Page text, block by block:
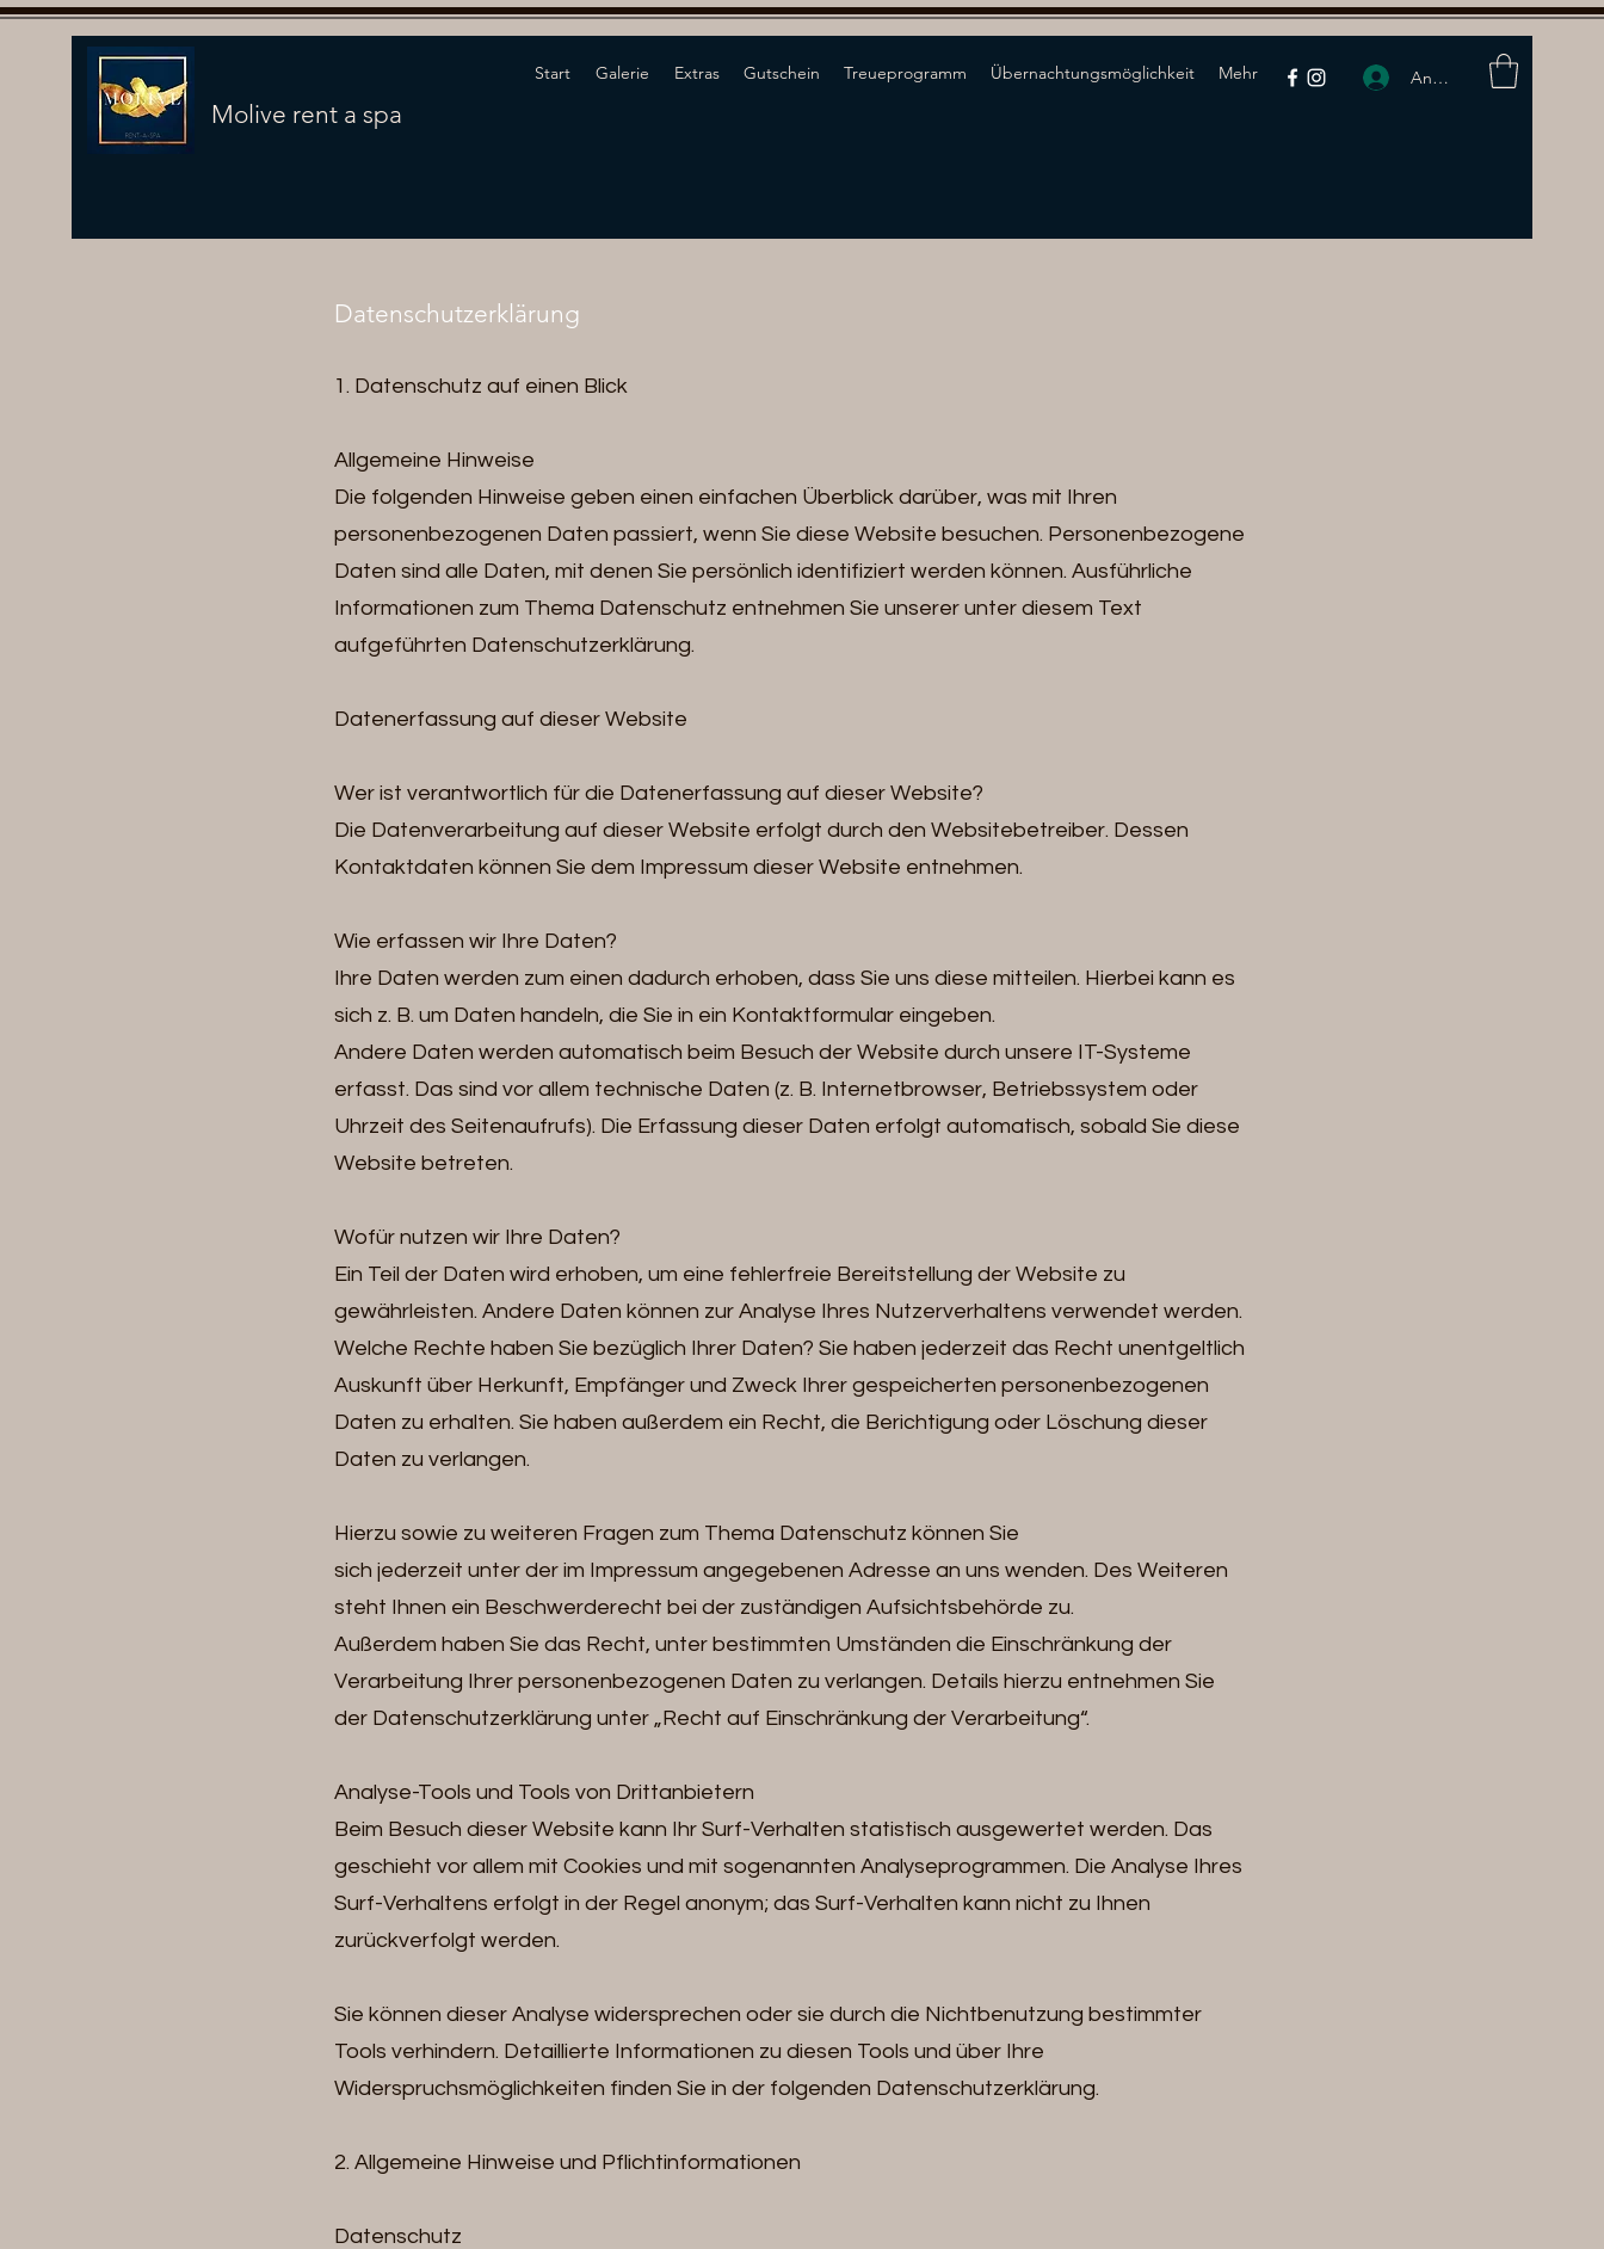
Molive rent a spa
Start Galerie Extras Gutschein Treueprogramm Übernachtungsmöglichkeit Mehr Anmelden
Datenschutzerklärung
1. Datenschutz auf einen Blick
Allgemeine Hinweise
Die folgenden Hinweise geben einen einfachen Überblick darüber, was mit Ihren
personenbezogenen Daten passiert, wenn Sie diese Website besuchen. Personenbezogene
Daten sind alle Daten, mit denen Sie persönlich identifiziert werden können. Ausführliche
Informationen zum Thema Datenschutz entnehmen Sie unserer unter diesem Text
aufgeführten Datenschutzerklärung.
Datenerfassung auf dieser Website
Wer ist verantwortlich für die Datenerfassung auf dieser Website?
Die Datenverarbeitung auf dieser Website erfolgt durch den Websitebetreiber. Dessen
Kontaktdaten können Sie dem Impressum dieser Website entnehmen.
Wie erfassen wir Ihre Daten?
Ihre Daten werden zum einen dadurch erhoben, dass Sie uns diese mitteilen. Hierbei kann es
sich z. B. um Daten handeln, die Sie in ein Kontaktformular eingeben.
Andere Daten werden automatisch beim Besuch der Website durch unsere IT-Systeme
erfasst. Das sind vor allem technische Daten (z. B. Internetbrowser, Betriebssystem oder
Uhrzeit des Seitenaufrufs). Die Erfassung dieser Daten erfolgt automatisch, sobald Sie diese
Website betreten.
Wofür nutzen wir Ihre Daten?
Ein Teil der Daten wird erhoben, um eine fehlerfreie Bereitstellung der Website zu
gewährleisten. Andere Daten können zur Analyse Ihres Nutzerverhaltens verwendet werden.
Welche Rechte haben Sie bezüglich Ihrer Daten? Sie haben jederzeit das Recht unentgeltlich
Auskunft über Herkunft, Empfänger und Zweck Ihrer gespeicherten personenbezogenen
Daten zu erhalten. Sie haben außerdem ein Recht, die Berichtigung oder Löschung dieser
Daten zu verlangen.
Hierzu sowie zu weiteren Fragen zum Thema Datenschutz können Sie
sich jederzeit unter der im Impressum angegebenen Adresse an uns wenden. Des Weiteren
steht Ihnen ein Beschwerderecht bei der zuständigen Aufsichtsbehörde zu.
Außerdem haben Sie das Recht, unter bestimmten Umständen die Einschränkung der
Verarbeitung Ihrer personenbezogenen Daten zu verlangen. Details hierzu entnehmen Sie
der Datenschutzerklärung unter „Recht auf Einschränkung der Verarbeitung“.
Analyse-Tools und Tools von Drittanbietern
Beim Besuch dieser Website kann Ihr Surf-Verhalten statistisch ausgewertet werden. Das
geschieht vor allem mit Cookies und mit sogenannten Analyseprogrammen. Die Analyse Ihres
Surf-Verhaltens erfolgt in der Regel anonym; das Surf-Verhalten kann nicht zu Ihnen
zurückverfolgt werden.
Sie können dieser Analyse widersprechen oder sie durch die Nichtbenutzung bestimmter
Tools verhindern. Detaillierte Informationen zu diesen Tools und über Ihre
Widerspruchsmöglichkeiten finden Sie in der folgenden Datenschutzerklärung.
2. Allgemeine Hinweise und Pflichtinformationen
Datenschutz